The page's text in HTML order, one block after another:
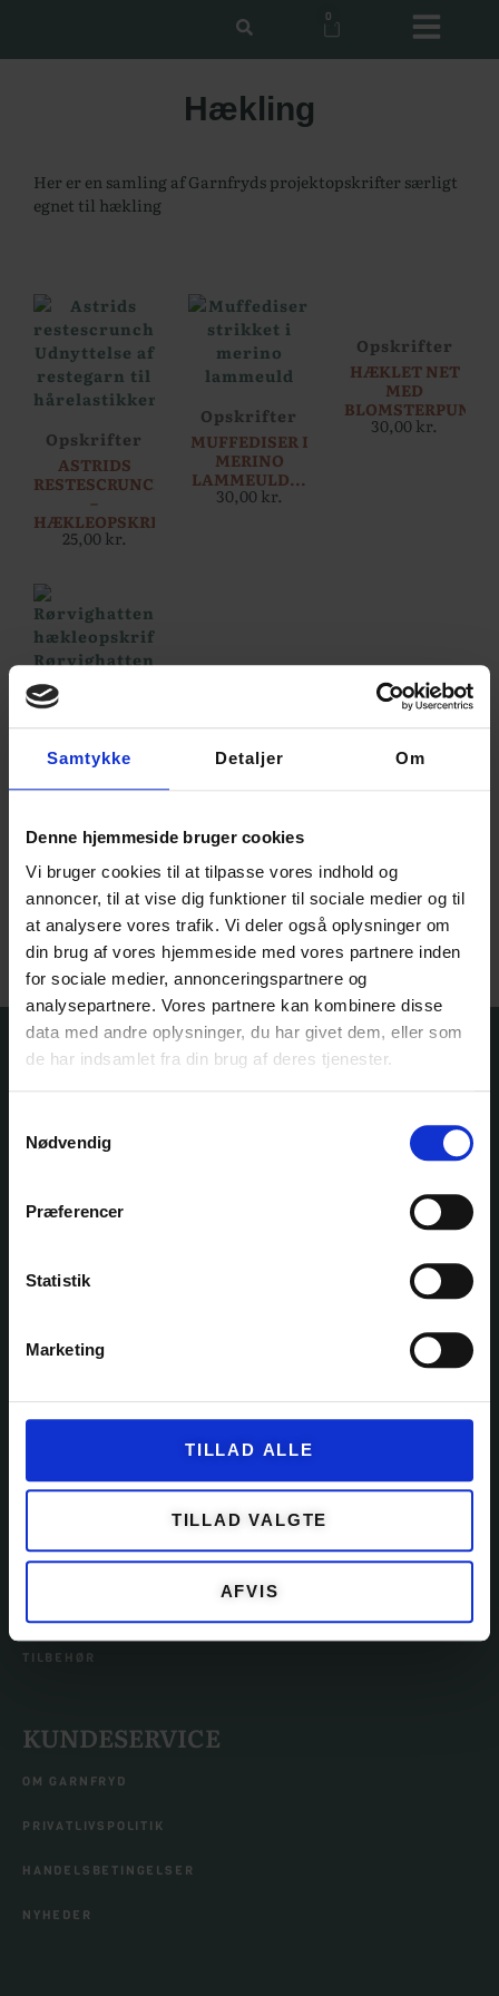
Samtykke Detaljer Om
Denne hjemmeside bruger cookies
Vi bruger cookies til at tilpasse vores indhold og
annoncer, til at vise dig funktioner til sociale medier og til
at analysere vores trafik. Vi deler også oplysninger om
din brug af vores hjemmeside med vores partnere inden
for sociale medier, annonceringspartnere og
analysepartnere. Vores partnere kan kombinere disse
data med andre oplysninger, du har givet dem, eller som
de har indsamlet fra din brug af deres tjenester.
Nødvendig
Præferencer
Statistik
Marketing
TILLAD ALLE
TILLAD VALGTE
AFVIS
0
Hækling
Her er en samling af Garnfryds projektopskrifter særligt
egnet til hækling
Opskrifter
ASTRIDS
RESTESCRUNCHIES
–
HÆKLEOPSKRIFT...
25,00 kr.
Opskrifter
MUFFEDISER I
MERINO
LAMMEULD...
30,00 kr.
Opskrifter
HÆKLET NET
MED
BLOMSTERPUNG...
30,00 kr.
Opskrifter
RØRVIGHATTEN
HÆKLEOPSKRIFT
– PRINTET
30,00
30 82 76 30
KATEGORIER
GARN
OPSKRIFTER
TILBEHØR
KUNDESERVICE
OM GARNFRYD
PRIVATLIVSPOLITIK
HANDELSBETINGELSER
NYHEDER